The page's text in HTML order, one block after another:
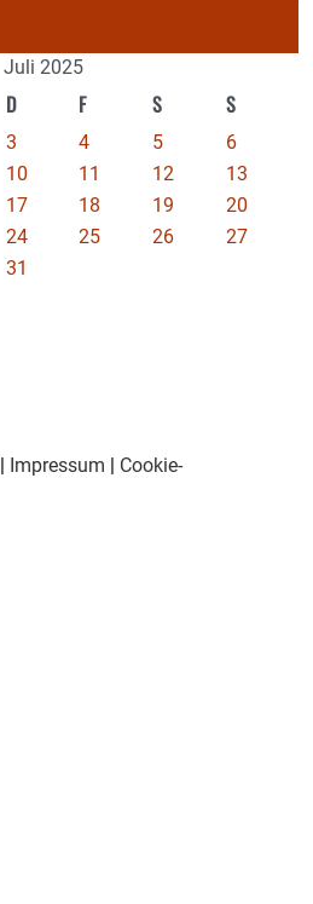
Juli 2025
D F S S
3 4 5
6
10 11 12
13
17 18 19
20
24 25 26
27
31
| Impressum | Cookie-